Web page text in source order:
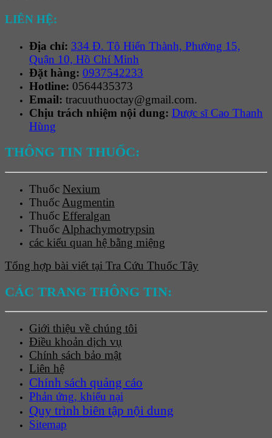
LIÊN HỆ:
Địa chỉ: 334 Đ. Tô Hiến Thành, Phường 15,
Quận 10, Hồ Chí Minh
Đặt hàng: 0937542233
Hotline: 0564435373
Email: tracuuthuoctay@gmail.com.
Chịu trách nhiệm nội dung: Dược sĩ Cao Thanh
Hùng
THÔNG TIN THUỐC:
Thuốc Nexium
Thuốc Augmentin
Thuốc Efferalgan
Thuốc Alphachymotrypsin
các kiểu quan hệ bằng miệng
Tổng hợp bài viết tại Tra Cứu Thuốc Tây
CÁC TRANG THÔNG TIN:
Giới thiệu về chúng tôi
Điều khoản dịch vụ
Chính sách bảo mật
Liên hệ
Chính sách quảng cáo
Phản ứng, khiếu nại
Quy trình biên tập nội dung
Sitemap